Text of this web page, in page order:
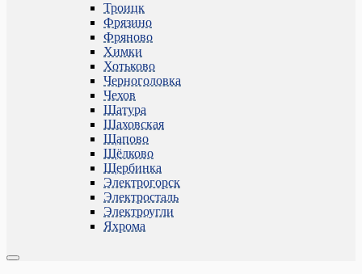
Троицк
Фрязино
Фряново
Химки
Хотьково
Черноголовка
Чехов
Шатура
Шаховская
Щапово
Щёлково
Щербинка
Электрогорск
Электросталь
Электроугли
Яхрома